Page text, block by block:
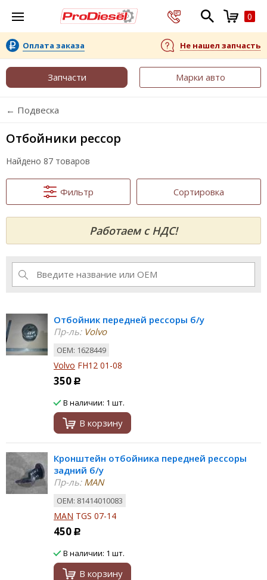
0
Оплата заказа Не нашел запчасть
Запчасти Марки авто
← Подвеска
Отбойники рессор
Найдено 87 товаров
Фильтр Сортировка
Работаем с НДС!
Отбойник передней рессоры б/у
Пр-ль:Volvo
ОЕМ: 1628449
Volvo FH12 01-08
350 Р
В наличии: 1 шт.
В корзину
Кронштейн отбойника передней рессоры
задний б/у
Пр-ль:MAN
ОЕМ: 81414010083
MAN TGS 07-14
450 Р
В наличии: 1 шт.
В корзину